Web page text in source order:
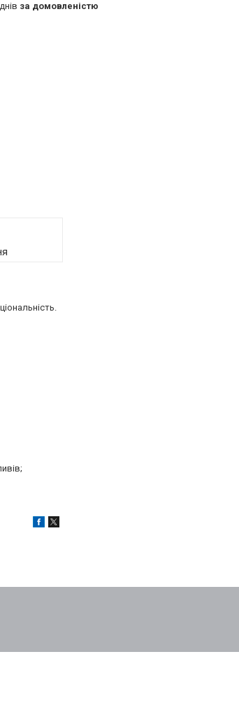
за домовленістю